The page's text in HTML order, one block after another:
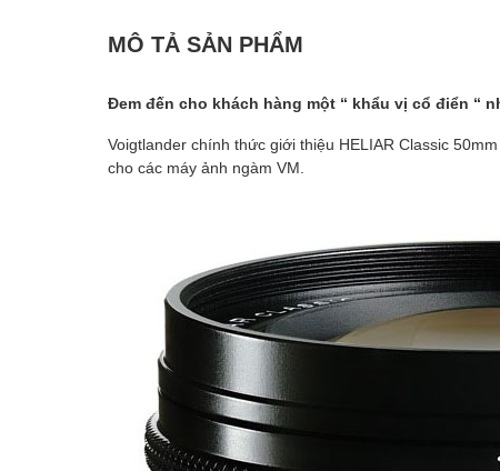
MÔ TẢ SẢN PHẨM
Đem đến cho khách hàng một “ khẩu vị cổ điển “
Voigtlander chính thức giới thiệu HELIAR Classic
cho các máy ảnh ngàm VM.